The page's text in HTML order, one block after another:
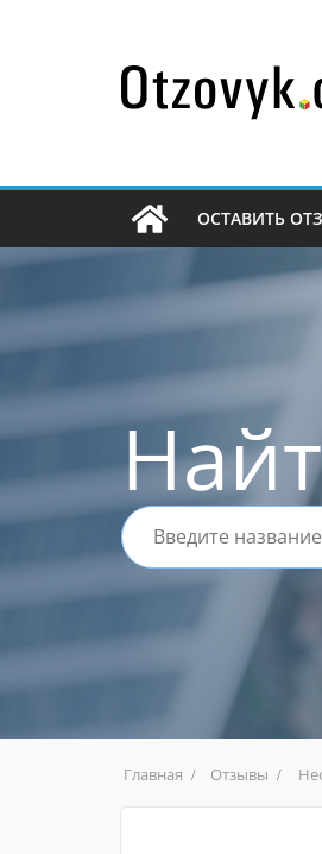
содержимому
ОСТАВИТЬ
Главная Отзывы